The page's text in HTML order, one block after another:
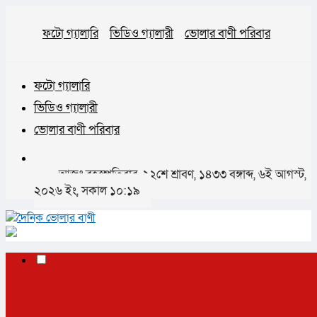
ফটো গ্যালারি ভিডিও গ্যালারী ভোলার বাণী পরিবার
ফটো গ্যালারি
ভিডিও গ্যালারী
ভোলার বাণী পরিবার
আজঃ বৃহস্পতিবার, ২২শে শ্রাবণ, ১৪৩৩ বঙ্গাব্দ, ৬ই আগস্ট,
২০২৬ ইং, সকাল ১০:১৯
✕